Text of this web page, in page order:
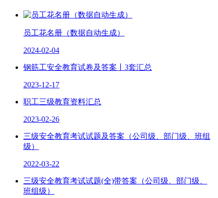
员工花名册（数据自动生成）
2024-02-04
钢筋工安全教育试卷及答案丨3套汇总
2023-12-17
职工三级教育资料汇总
2023-02-26
三级安全教育考试试题及答案（公司级、部门级、班组
级）
2022-03-22
三级安全教育考试试题(全)带答案（公司级、部门级、
班组级）